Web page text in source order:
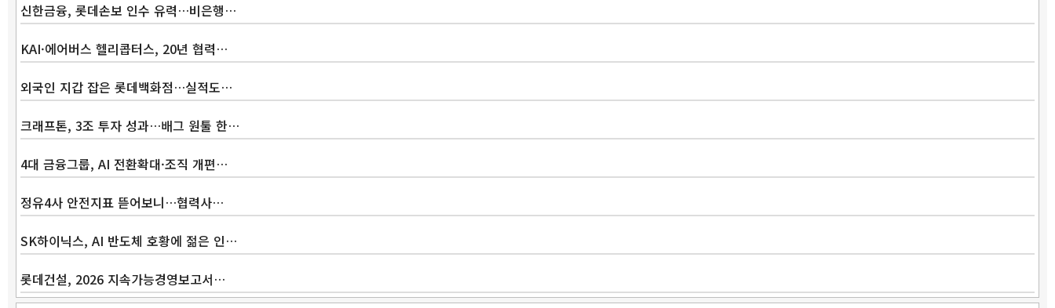
신한금융, 롯데손보 인수 유력…비은행…
KAI·에어버스 헬리콥터스, 20년 협력…
외국인 지갑 잡은 롯데백화점…실적도…
크래프톤, 3조 투자 성과…배그 원툴 한…
4대 금융그룹, AI 전환확대·조직 개편…
정유4사 안전지표 뜯어보니…협력사…
SK하이닉스, AI 반도체 호황에 젊은 인…
롯데건설, 2026 지속가능경영보고서…